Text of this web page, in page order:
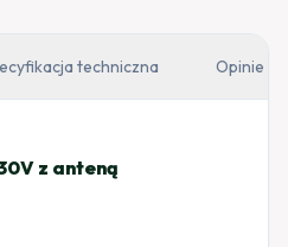
techniczna Opinie
z anteną